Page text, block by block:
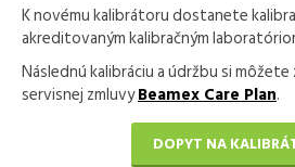
K novému kalibrátoru dostanete
akreditovaným kalibračným
Následnú kalibráciu a údržbu si
servisnej zmluvyBeamex Care Plan.
DOPYT NA